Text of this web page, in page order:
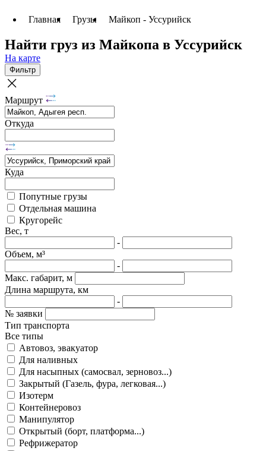
Главная Грузы Майкоп - Уссурийск
Найти груз из Майкопа в Уссурийск
На карте
Фильтр
Маршрут
Откуда
Куда
Попутные грузы
Отдельная машина
Кругорейс
Вес, т
-
Объем, м³
-
Макс. габарит, м
Длина маршрута, км
-
№ заявки
Тип транспорта
Все типы
Автовоз, эвакуатор
Для наливных
Для насыпных (самосвал, зерновоз...)
Закрытый (Газель, фура, легковая...)
Изотерм
Контейнеровоз
Манипулятор
Открытый (борт, платформа...)
Рефрижератор